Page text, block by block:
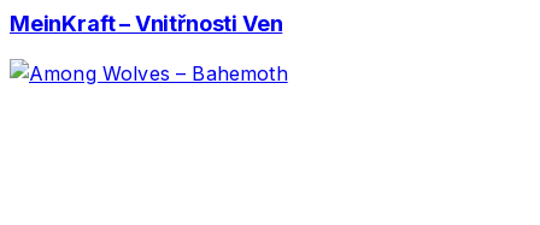
MeinKraft – Vnitřnosti Ven